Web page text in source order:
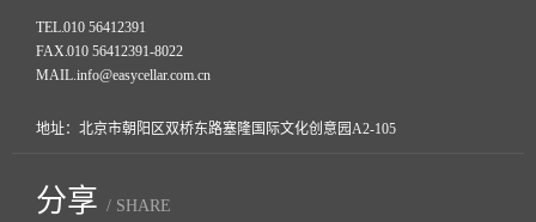
TEL.010 56412391
FAX.010 56412391-8022
MAIL.info@easycellar.com.cn
地址：北京市朝阳区双桥东路塞隆国际文化创意园A2-105
分享 / SHARE